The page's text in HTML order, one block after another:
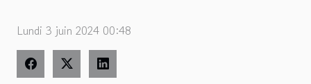
Lundi 3 juin 2024 00:48